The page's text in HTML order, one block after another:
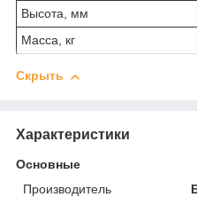
Высота, мм
Масса, кг
Скрыть
Характеристики
Основные
Производитель